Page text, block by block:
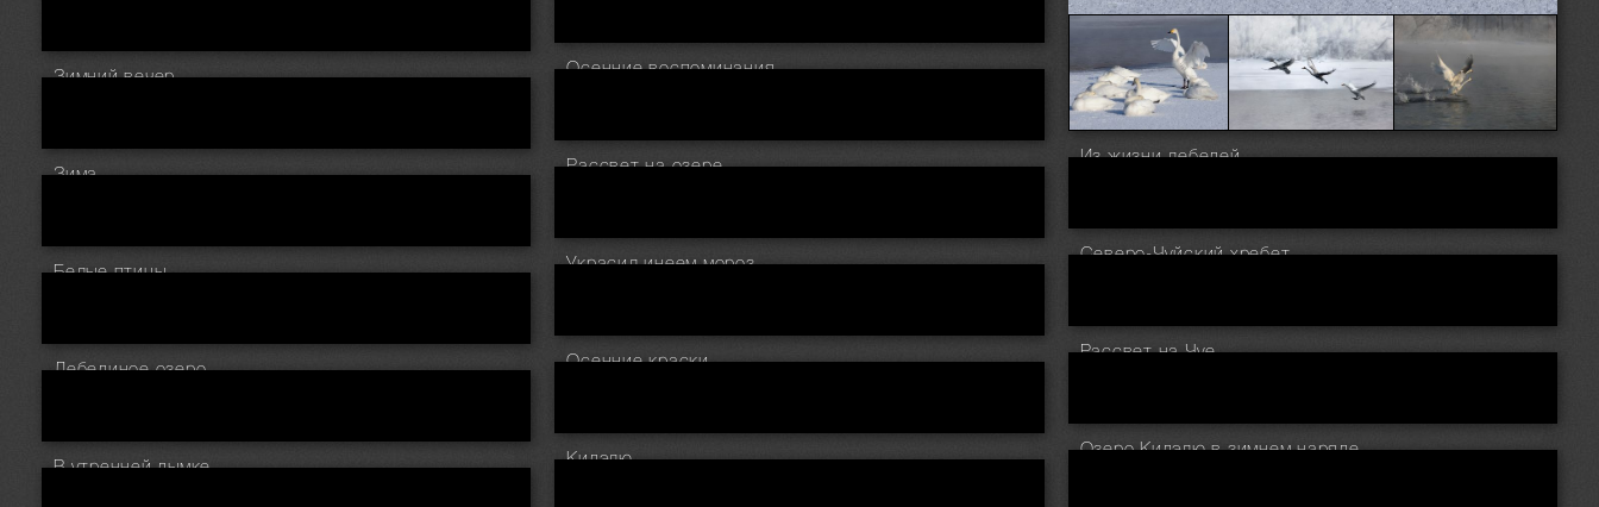
Из жизни лебедей
Осенние воспоминания
Зимний вечер
Рассвет на озере
Зима
Северо-Чуйский хребет
Украсил инеем мороз
Белые птицы
Рассвет на Чуе
Осенние краски
Лебединое озеро
Озеро Кидэлю в зимнем наряде
Кидэлю
В утренней дымке